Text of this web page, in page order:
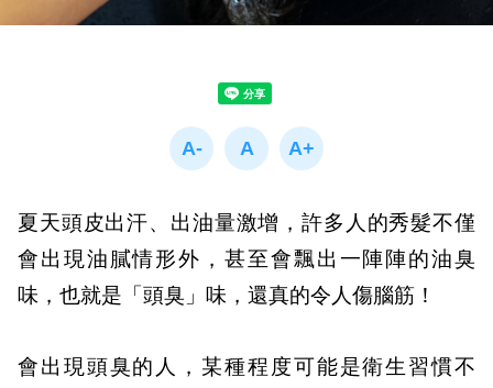
夏天頭皮出汗、出油量激增，許多人的秀髮不僅
會出現油膩情形外，甚至會飄出一陣陣的油臭
味，也就是「頭臭」味，還真的令人傷腦筋！
會出現頭臭的人，某種程度可能是衛生習慣不